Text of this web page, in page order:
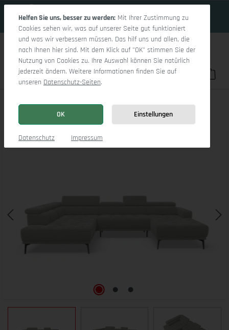
Du hast 0
Marco LO Aho gr Small L
Bildergalerie überspringen
Helfen Sie uns, besser zu werden: Mit Ihrer Zustimmung zu
Cookies sehen wir, was auf unserer Seite gut funktioniert
und was wir verbessern müssen. Das hilf uns und allen, die
nach Ihnen hier sind. Mit dem Klick auf "OK" stimmen Sie der
Nutzung von Cookies zu. Ihre Auswahl können Sie natürlich
jederzeit ändern. Weitere Informationen finden Sie auf
unseren Datenschutz-Seiten.
OK Einstellungen
Datenschutz Impressum